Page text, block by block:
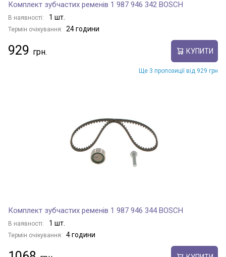
Комплект зубчастих ременів 1 987 946 342 BOSCH
В наявності: 1 шт.
Термін очікування: 24 години
929 КУПИТИ
Ще 3 пропозиції від 929 грн
Комплект зубчастих ременів 1 987 946 344 BOSCH
В наявності: 1 шт.
Термін очікування: 4 години